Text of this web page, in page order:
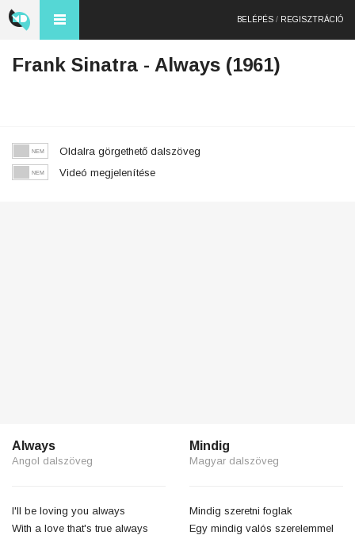
BELÉPÉS / REGISZTRÁCIÓ
Frank Sinatra - Always (1961)
Oldalra görgethető dalszöveg
Videó megjelenítése
Always
Angol dalszöveg
I'll be loving you always
With a love that's true always
Mindig
Magyar dalszöveg
Mindig szeretni foglak
Egy mindig valós szerelemmel